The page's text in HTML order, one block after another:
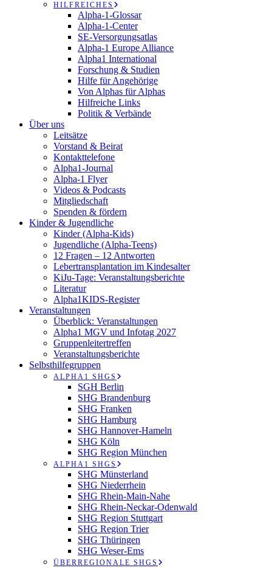
HILFREICHES
Alpha-1-Glossar
Alpha-1-Center
SE-Versorgungsatlas
Alpha-1 Europe Alliance
Alpha1 International
Forschung & Studien
Hilfe für Angehörige
Von Alphas für Alphas
Hilfreiche Links
Politik & Verbände
Über uns
Leitsätze
Vorstand & Beirat
Kontakttelefone
Alpha1-Journal
Alpha-1 Flyer
Videos & Podcasts
Mitgliedschaft
Spenden & fördern
Kinder & Jugendliche
Kinder (Alpha-Kids)
Jugendliche (Alpha-Teens)
12 Fragen – 12 Antworten
Lebertransplantation im Kindesalter
KiJu-Tage: Veranstaltungsberichte
Literatur
Alpha1KIDS-Register
Veranstaltungen
Überblick: Veranstaltungen
Alpha1 MGV und Infotag 2027
Gruppenleitertreffen
Veranstaltungsberichte
Selbsthilfegruppen
ALPHA1 SHGS
SGH Berlin
SHG Brandenburg
SHG Franken
SHG Hamburg
SHG Hannover-Hameln
SHG Köln
SHG Region München
ALPHA1 SHGS
SHG Münsterland
SHG Niederrhein
SHG Rhein-Main-Nahe
SHG Rhein-Neckar-Odenwald
SHG Region Stuttgart
SHG Region Trier
SHG Thüringen
SHG Weser-Ems
ÜBERREGIONALE SHGS